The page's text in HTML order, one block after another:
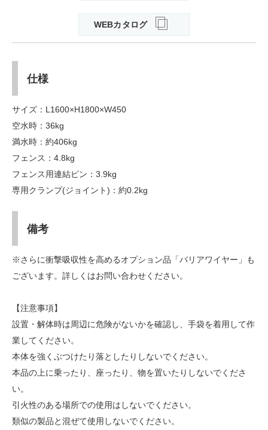
WEBカタログ
仕様
サイズ：L1600×H1800×W450
空水時：36kg
満水時：約406kg
フェンス：4.8kg
フェンス用連結ピン：3.9kg
専用クランプ(ジョイント)：約0.2kg
備考
※さらに衝撃吸収性を高めるオプション品「バリアワイヤー」も
ございます。詳しくはお問い合わせください。
【注意事項】
設置・解体時は周辺に危険がないかを確認し、手袋を着用して作
業してください。
本体を強くぶつけたり落としたりしないでください。
本品の上に乗ったり、座ったり、物を置いたりしないでくださ
い。
引火性のある場所での使用はしないでください。
類似の製品と混ぜて使用しないでください。